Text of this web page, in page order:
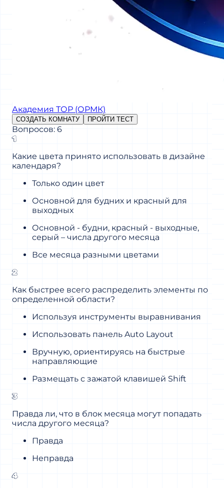
Академия ТОР (ОРМК)
СОЗДАТЬ КОМНАТУ ПРОЙТИ ТЕСТ
Вопросов: 6
1
Какие цвета принято использовать в дизайне
календаря?
Только один цвет
Основной для будних и красный для
выходных
Основной - будни, красный - выходные,
серый – числа другого месяца
Все месяца разными цветами
2
Как быстрее всего распределить элементы по
определенной области?
Используя инструменты выравнивания
Использовать панель Auto Layout
Вручную, ориентируясь на быстрые
направляющие
Размещать с зажатой клавишей Shift
3
Правда ли, что в блок месяца могут попадать
числа другого месяца?
Правда
Неправда
4